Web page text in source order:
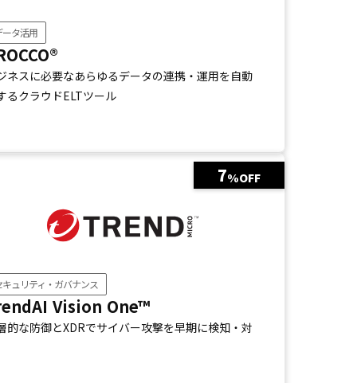
ータ活用
ネスに必要なあらゆるデータの連携・運用を自動
るクラウドELTツール
キュリティ・ガバナンス
Vision One™
的な防御とXDRでサイバー攻撃を早期に検知・対
7%OFF